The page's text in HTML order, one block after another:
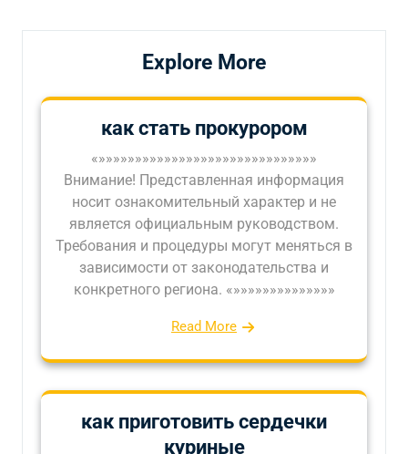
Explore More
как стать прокурором
«»»»»»»»»»»»»»»»»»»»»»»»»»»»»»»
Внимание! Представленная информация
носит ознакомительный характер и не
является официальным руководством.
Требования и процедуры могут меняться в
зависимости от законодательства и
конкретного региона. «»»»»»»»»»»»»»»
Read More
как приготовить сердечки
куриные